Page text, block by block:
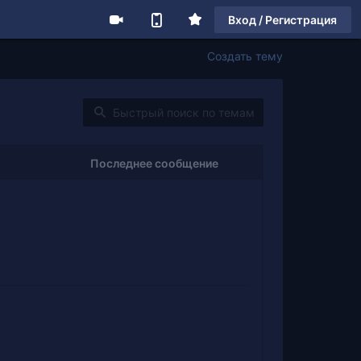
Вход / Регистрация
Создать тему
Последнее сообщение